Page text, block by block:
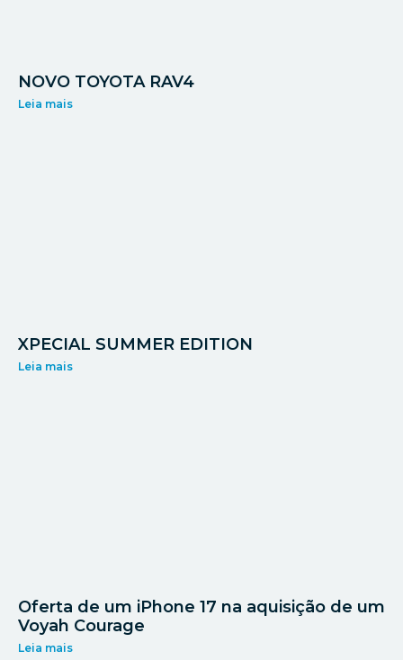
NOVO TOYOTA RAV4
Leia mais
XPECIAL SUMMER EDITION
Leia mais
Oferta de um iPhone 17 na aquisição de um
Voyah Courage
Leia mais